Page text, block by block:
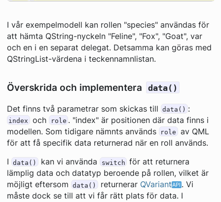
I vår exempelmodell kan rollen "species" användas för
att hämta QString-nyckeln "Feline", "Fox", "Goat", var
och en i en separat delegat. Detsamma kan göras med
QStringList-värdena i teckennamnlistan.
Överskrida och implementera data()
Det finns två parametrar som skickas till data() :
index och role . "index" är positionen där data finns i
modellen. Som tidigare nämnts används
role
av QML
för att få specifik data returnerad när en roll används.
I data() kan vi använda switch för att returnera
lämplig data och datatyp beroende på rollen, vilket är
möjligt eftersom
data() returnerar QVariant
. Vi
måste dock se till att vi får rätt plats för data. I